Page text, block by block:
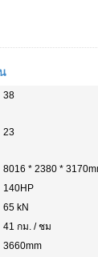
38
23
8016 * 2380 *
140HP
65 kN
41 กม. / ชม
3660mm